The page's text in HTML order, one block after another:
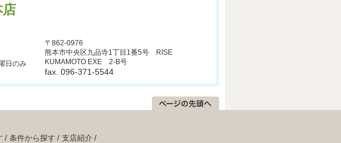
店
日のみ
〒862-0976
熊本市中央区九品寺1丁目1番5号 RISE
KUMAMOTO EXE 2-B号
fax. 096-371-5544
条件から探す
支店紹介